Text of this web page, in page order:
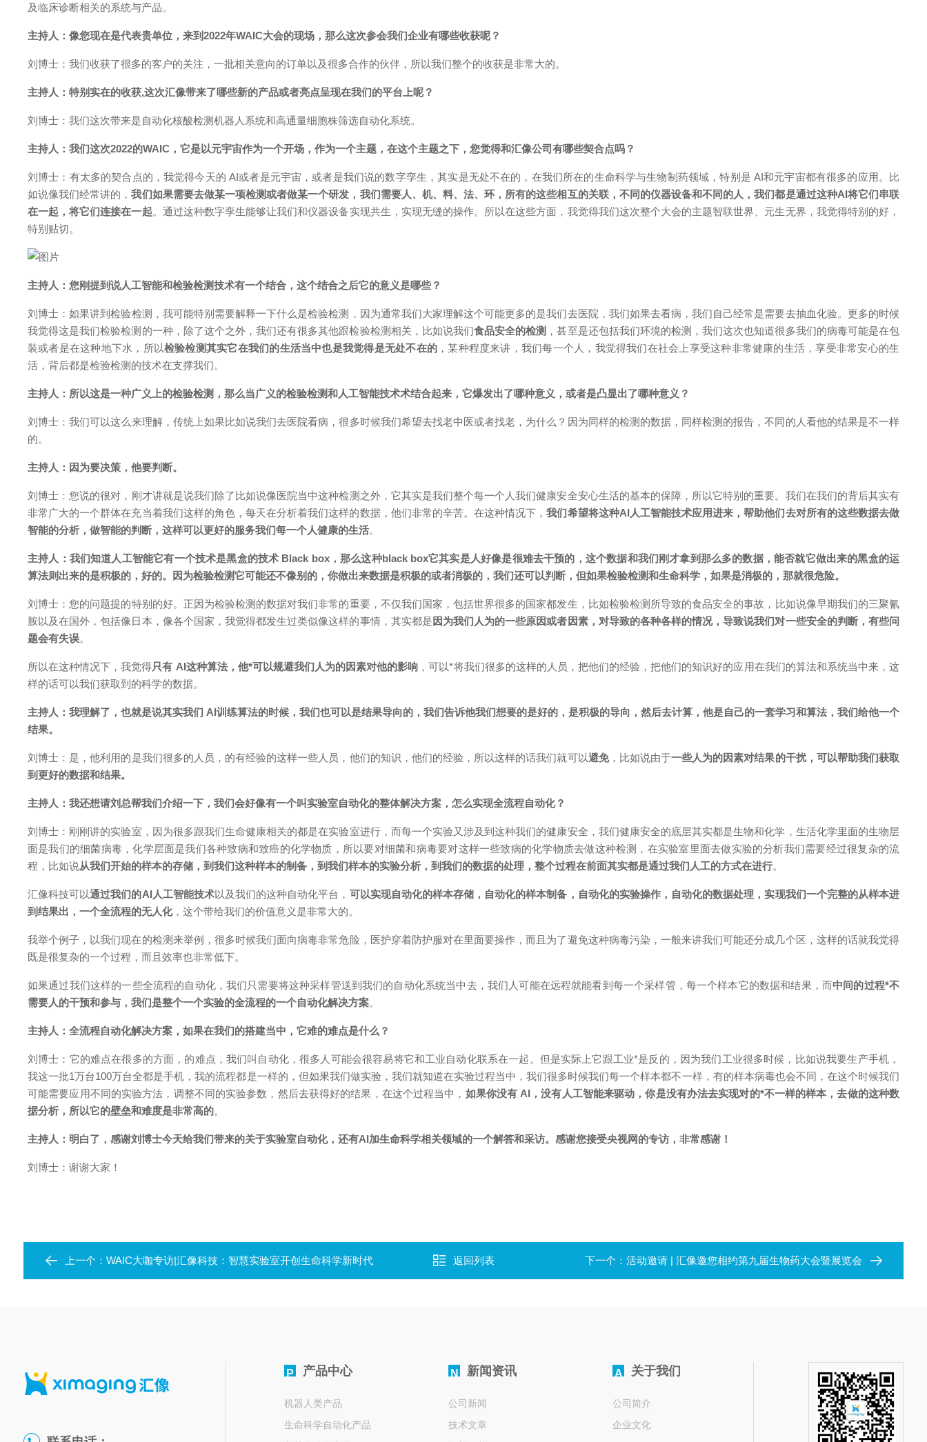
及临床诊断相关的系统与产品。
主持人： 像您现在是代表贵单位，来到2022年WAIC大会的现场，那么这次参会我们企业有哪些收获呢？
刘博士 ： 我们收获了很多的客户的关注，一批相关意向的订单以及很多合作的伙伴，所以我们整个的收获是非常大的。
主持人： 特别实在的收获,这次汇像带来了哪些新的产品或者亮点呈现在我们的平台上呢？
刘博士 ： 我们这次带来是自动化核酸检测机器人系统和高通量细胞株筛选自动化系统。
主持人： 我们这次2022的WAIC，它是以元宇宙作为一个开场，作为一个主题，在这个主题之下，您觉得和汇像公司有哪些契合点吗？
刘博士 ： 有太多的契合点的，我觉得今天的 AI或者是元宇宙，或者是我们说的数字孪生，其实是无处不在的，在我们所在的生命科学与生物制药领域，特别是 AI和元宇宙都有很多的应用。比
如说像我们经常讲的，我们如果需要去做某一项检测或者做某一个研发，我们需要人、机、料、法、环，所有的这些相互的关联，不同的仪器设备和不同的人，我们都是通过这种AI将它们串联
在一起，将它们连接在一起。通过这种数字孪生能够让我们和仪器设备实现共生，实现无缝的操作。所以在这些方面，我觉得我们这次整个大会的主题智联世界、元生无界，我觉得特别的好，
特别贴切。
主持人： 您刚提到说人工智能和检验检测技术有一个结合，这个结合之后它的意义是哪些？
刘博士 ：如果讲到检验检测，我可能特别需要解释一下什么是检验检测，因为通常我们大家理解这个可能更多的是我们去医院，我们如果去看病，我们自己经常是需要去抽血化验。更多的时候
我觉得这是我们检验检测的一种，除了这个之外，我们还有很多其他跟检验检测相关，比如说我们食品安全的检测 ，甚至是还包括我们环境的检测，我们这次也知道很多我们的病毒可能是在包
装或者是在这种地下水，所以检验检测其实它在我们的生活当中也是我觉得是无处不在的 ，某种程度来讲，我们每一个人，我觉得我们在社会上享受这种非常健康的生活，享受非常安心的生
活，背后都是检验检测的技术在支撑我们。
主持人： 所以这是一种广义上的检验检测，那么当广义的检验检测和人工智能技术术结合起来，它爆发出了哪种意义，或者是凸显出了哪种意义？
刘博士 ：我们可以这么来理解，传统上如果比如说我们去医院看病，很多时候我们希望去找老中医或者找老，为什么？因为同样的检测的数据，同样检测的报告，不同的人看他的结果是不一样
的。
主持人： 因为要决策，他要判断。
刘博士 ：您说的很对，刚才讲就是说我们除了比如说像医院当中这种检测之外，它其实是我们整个每一个人我们健康安全安心生活的基本的保障，所以它特别的重要。我们在我们的背后其实有
非常广大的一个群体在充当着我们这样的角色，每天在分析着我们这样的数据，他们非常的辛苦。在这种情况下，我们希望将这种AI人工智能技术应用进来，帮助他们去对所有的这些数据去做
智能的分析，做智能的判断，这样可以更好的服务我们每一个人健康的生活。
主持人： 我们知道人工智能它有一个技术是黑盒的技术 Black box，那么这种black box它其实是人好像是很难去干预的，这个数据和我们刚才拿到那么多的数据，能否就它做出来的黑盒的运
算法则出来的是积极的，好的。因为检验检测它可能还不像别的，你做出来数据是积极的或者消极的，我们还可以判断，但如果检验检测和生命科学，如果是消极的，那就很危险。
刘博士 ：您的问题提的特别的好。正因为检验检测的数据对我们非常的重要，不仅我们国家，包括世界很多的国家都发生，比如检验检测所导致的食品安全的事故，比如说像早期我们的三聚氰
胺以及在国外，包括像日本，像各个国家，我觉得都发生过类似像这样的事情，其实都是 因为我们人为的一些原因或者因素，对导致的各种各样的情况，导致说我们对一些安全的判断，有些问
题会有失误。
所以在这种情况下，我觉得只有 AI这种算法，他*可以规避我们人为的因素对他的影响 ，可以*将我们很多的这样的人员，把他们的经验，把他们的知识好的应用在我们的算法和系统当中来，这
样的话可以我们获取到的科学的数据。
主持人： 我理解了，也就是说其实我们 AI训练算法的时候，我们也可以是结果导向的，我们告诉他我们想要的是好的，是积极的导向，然后去计算，他是自己的一套学习和算法，我们给他一个
结果。
刘博士 ： 是，他利用的是我们很多的人员，的有经验的这样一些人员，他们的知识，他们的经验，所以这样的话我们就可以避免，比如说由于一些人为的因素对结果的干扰，可以帮助我们获取
到更好的数据和结果。
主持人： 我还想请刘总帮我们介绍一下，我们会好像有一个叫实验室自动化的整体解决方案，怎么实现全流程自动化？
刘博士 ： 刚刚讲的实验室，因为很多跟我们生命健康相关的都是在实验室进行，而每一个实验又涉及到这种我们的健康安全，我们健康安全的底层其实都是生物和化学，生活化学里面的生物层
面是我们的细菌病毒，化学层面是我们各种致病和致癌的化学物质，所以要对细菌和病毒要对这样一些致病的化学物质去做这种检测，在实验室里面去做实验的分析我们需要经过很复杂的流
程，比如说从我们开始的样本的存储，到我们这种样本的制备，到我们样本的实验分析，到我们的数据的处理，整个过程在前面其实都是通过我们人工的方式在进行。
汇像科技可以通过我们的AI人工智能技术以及我们的这种自动化平台， 可以实现自动化的样本存储，自动化的样本制备，自动化的实验操作，自动化的数据处理，实现我们一个完整的从样本进
到结果出，一个全流程的无人化，这个带给我们的价值意义是非常大的。
我举个例子，以我们现在的检测来举例，很多时候我们面向病毒非常危险，医护穿着防护服对在里面要操作，而且为了避免这种病毒污染，一般来讲我们可能还分成几个区，这样的话就我觉得
既是很复杂的一个过程，而且效率也非常低下。
如果通过我们这样的一些全流程的自动化，我们只需要将这种采样管送到我们的自动化系统当中去，我们人可能在远程就能看到每一个采样管，每一个样本它的数据和结果，而中间的过程*不
需要人的干预和参与，我们是整个一个实验的全流程的一个自动化解决方案。
主持人： 全流程自动化解决方案，如果在我们的搭建当中，它难的难点是什么？
刘博士 ： 它的难点在很多的方面，的难点，我们叫自动化，很多人可能会很容易将它和工业自动化联系在一起。但是实际上它跟工业*是反的，因为我们工业很多时候，比如说我要生产手机，
我这一批1万台100万台全都是手机，我的流程都是一样的，但如果我们做实验，我们就知道在实验过程当中，我们很多时候我们每一个样本都不一样，有的样本病毒也会不同，在这个时候我们
可能需要应用不同的实验方法，调整不同的实验参数，然后去获得好的结果，在这个过程当中， 如果你没有 AI，没有人工智能来驱动，你是没有办法去实现对的*不一样的样本，去做的这种数
据分析，所以它的壁垒和难度是非常高的。
主持人：明白了，感谢刘博士今天给我们带来的关于实验室自动化，还有AI加生命科学相关领域的一个解答和采访。感谢您接受央视网的专访，非常感谢！
刘博士：谢谢大家！
上一个： WAIC大咖专访|汇像科技：智慧实验室开创生命科学新时代 返回列表 下一个：活动邀请 | 汇像邀您相约第九届生物药大会暨展览会
P 产品中心
机器人类产品
生命科学自动化产品
N 新闻资讯
公司新闻
技术文章
A 关于我们
公司简介
企业文化